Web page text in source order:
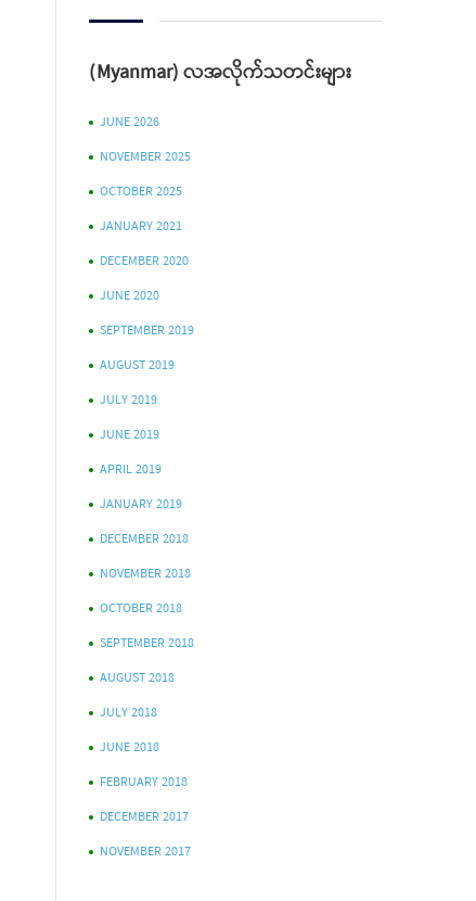
(Myanmar) လအလိုက်သတင်းများ
JUNE 2026
NOVEMBER 2025
OCTOBER 2025
JANUARY 2021
DECEMBER 2020
JUNE 2020
SEPTEMBER 2019
AUGUST 2019
JULY 2019
JUNE 2019
APRIL 2019
JANUARY 2019
DECEMBER 2018
NOVEMBER 2018
OCTOBER 2018
SEPTEMBER 2018
AUGUST 2018
JULY 2018
JUNE 2018
FEBRUARY 2018
DECEMBER 2017
NOVEMBER 2017